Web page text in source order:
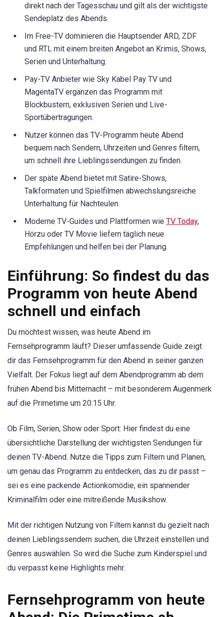
direkt nach der Tagesschau und gilt als der wichtigste
Sendeplatz des Abends.
Im Free-TV dominieren die Hauptsender ARD, ZDF
und RTL mit einem breiten Angebot an Krimis, Shows,
Serien und Unterhaltung.
Pay-TV Anbieter wie Sky Kabel Pay TV und
MagentaTV ergänzen das Programm mit
Blockbustern, exklusiven Serien und Live-
Sportübertragungen.
Nutzer können das TV-Programm heute Abend
bequem nach Sendern, Uhrzeiten und Genres filtern,
um schnell ihre Lieblingssendungen zu finden.
Der späte Abend bietet mit Satire-Shows,
Talkformaten und Spielfilmen abwechslungsreiche
Unterhaltung für Nachteulen.
Moderne TV-Guides und Plattformen wie TV Today,
Hörzu oder TV Movie liefern täglich neue
Empfehlungen und helfen bei der Planung.
Einführung: So findest du das
Programm von heute Abend
schnell und einfach
Du möchtest wissen, was heute Abend im
Fernsehprogramm läuft? Dieser umfassende Guide zeigt
dir das Fernsehprogramm für den Abend in seiner ganzen
Vielfalt. Der Fokus liegt auf dem Abendprogramm ab dem
frühen Abend bis Mitternacht – mit besonderem Augenmerk
auf die Primetime um 20:15 Uhr.
Ob Film, Serien, Show oder Sport: Hier findest du eine
übersichtliche Darstellung der wichtigsten Sendungen für
deinen TV-Abend. Nutze die Tipps zum Filtern und Planen,
um genau das Programm zu entdecken, das zu dir passt –
sei es eine packende Actionkomödie, ein spannender
Kriminalfilm oder eine mitreißende Musikshow.
Mit der richtigen Nutzung von Filtern kannst du gezielt nach
deinen Lieblingssendern suchen, die Uhrzeit einstellen und
Genres auswählen. So wird die Suche zum Kinderspiel und
du verpasst keine Highlights mehr.
Fernsehprogramm von heute